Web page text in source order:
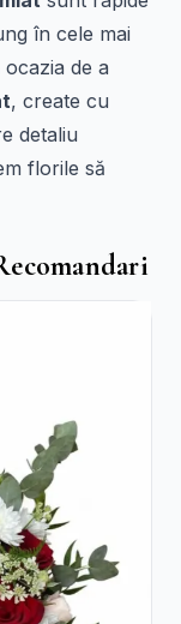
în cele mai
de a
, create cu
detaliu
florile să